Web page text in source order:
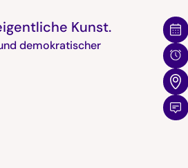
Kunst.
demokratischer